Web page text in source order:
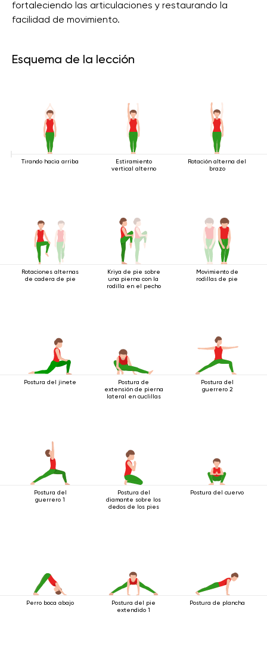
fortaleciendo las articulaciones y restaurando la
facilidad de movimiento.
Esquema de la lección
Tirando hacia arriba
Estiramiento
vertical alterno
Rotación alterna del
brazo
Rotaciones alternas
de cadera de pie
Kriya de pie sobre
una pierna con la
rodilla en el pecho
Movimiento de
rodillas de pie
Postura del jinete
Postura de
extensión de pierna
lateral en cuclillas
Postura del
guerrero 2
Postura del
guerrero 1
Postura del
diamante sobre los
dedos de los pies
Postura del cuervo
Perro boca abajo
Postura del pie
extendido 1
Postura de plancha